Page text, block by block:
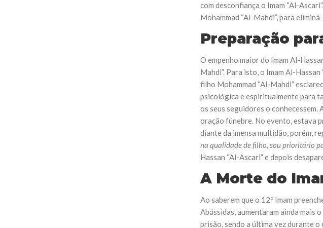
com desconfiança o Imam “Al-
Mohammad “Al-Mahdi”, para
Preparação
O empenho maior do Imam Al-
Mahdi”. Para isto, o Imam Al-
filho Mohammad “Al-Mahdi”
psicológica e espiritualmente para
os seus seguidores o conhecessem.
oração fúnebre. No evento, estava
diante da imensa multidão, porém,
na qualidade de filho, sou prioritário
Hassan “Al-Ascari” e depois
A Morte do
Ao saberem que o 12º Imam
Abássidas, aumentaram ainda mais
prisão, sendo a última vez durante